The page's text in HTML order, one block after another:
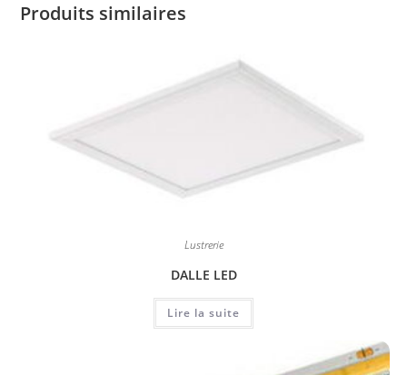
Produits similaires
Lustrerie
DALLE LED
Lire la suite